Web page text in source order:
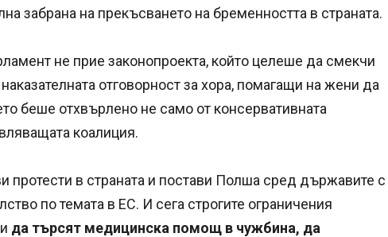
забрана на прекъсването на бременността в страната.
не прие законопроекта, който целеше да смекчи
отговорност за хора, помагащи на жени да
беше отхвърлено не само от консервативната
коалиция.
протести в страната и постави Полша сред държавите с
по темата в ЕС. И сега строгите ограничения
да търсят медицинска помощ в чужбина, да